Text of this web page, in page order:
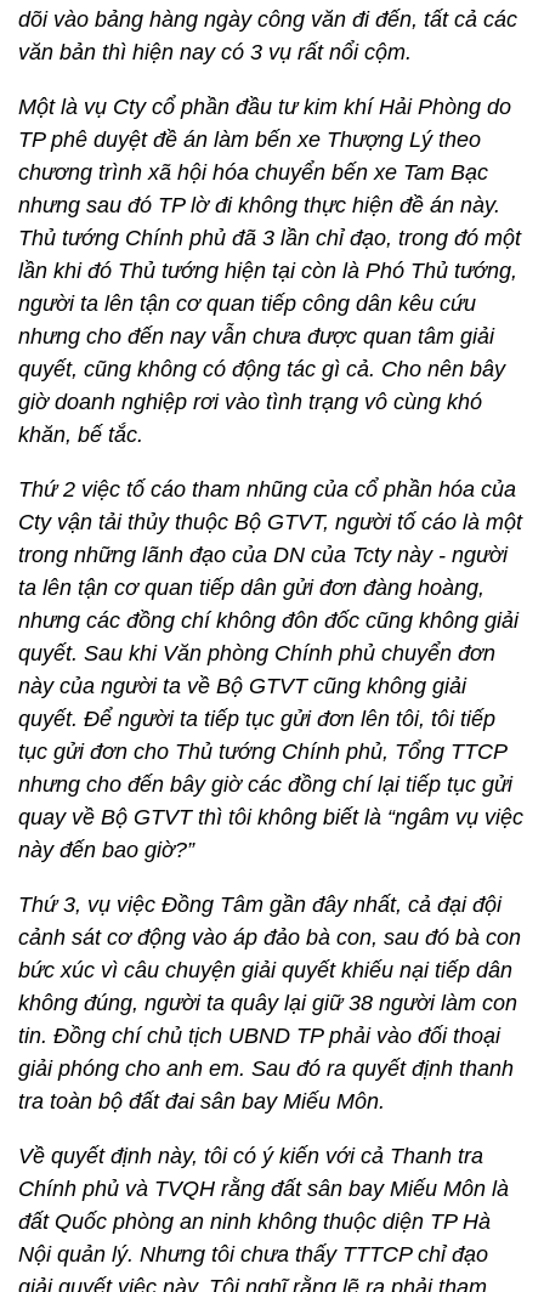
dõi vào bảng hàng ngày công văn đi đến, tất cả các
văn bản thì hiện nay có 3 vụ rất nổi cộm.
Một là vụ Cty cổ phần đầu tư kim khí Hải Phòng do
TP phê duyệt đề án làm bến xe Thượng Lý theo
chương trình xã hội hóa chuyển bến xe Tam Bạc
nhưng sau đó TP lờ đi không thực hiện đề án này.
Thủ tướng Chính phủ đã 3 lần chỉ đạo, trong đó một
lần khi đó Thủ tướng hiện tại còn là Phó Thủ tướng,
người ta lên tận cơ quan tiếp công dân kêu cứu
nhưng cho đến nay vẫn chưa được quan tâm giải
quyết, cũng không có động tác gì cả. Cho nên bây
giờ doanh nghiệp rơi vào tình trạng vô cùng khó
khăn, bế tắc.
Thứ 2 việc tố cáo tham nhũng của cổ phần hóa của
Cty vận tải thủy thuộc Bộ GTVT, người tố cáo là một
trong những lãnh đạo của DN của Tcty này - người
ta lên tận cơ quan tiếp dân gửi đơn đàng hoàng,
nhưng các đồng chí không đôn đốc cũng không giải
quyết. Sau khi Văn phòng Chính phủ chuyển đơn
này của người ta về Bộ GTVT cũng không giải
quyết. Để người ta tiếp tục gửi đơn lên tôi, tôi tiếp
tục gửi đơn cho Thủ tướng Chính phủ, Tổng TTCP
nhưng cho đến bây giờ các đồng chí lại tiếp tục gửi
quay về Bộ GTVT thì tôi không biết là “ngâm vụ việc
này đến bao giờ?”
Thứ 3, vụ việc Đồng Tâm gần đây nhất, cả đại đội
cảnh sát cơ động vào áp đảo bà con, sau đó bà con
bức xúc vì câu chuyện giải quyết khiếu nại tiếp dân
không đúng, người ta quây lại giữ 38 người làm con
tin. Đồng chí chủ tịch UBND TP phải vào đối thoại
giải phóng cho anh em. Sau đó ra quyết định thanh
tra toàn bộ đất đai sân bay Miếu Môn.
Về quyết định này, tôi có ý kiến với cả Thanh tra
Chính phủ và TVQH rằng đất sân bay Miếu Môn là
đất Quốc phòng an ninh không thuộc diện TP Hà
Nội quản lý. Nhưng tôi chưa thấy TTTCP chỉ đạo
giải quyết việc này. Tôi nghĩ rằng lẽ ra phải tham